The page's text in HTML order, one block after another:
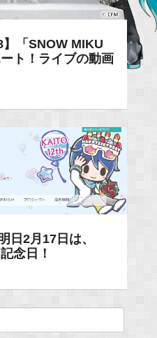
】「SNOW MIKU
ト！ライブの動画
日2月17日は、
念日！